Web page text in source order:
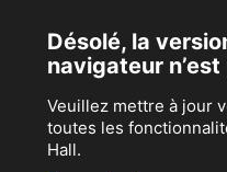
Désolé, la
navigateur
Veuillez mettre à jour
toutes les
Hall.